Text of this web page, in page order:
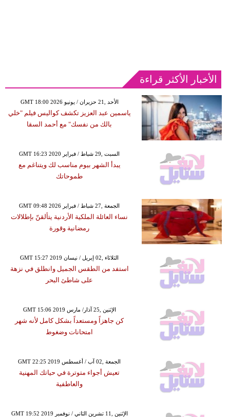
الأخبار الأكثر قراءة
GMT 18:00 2026 الأحد ,21 حزيران / يونيو
ياسمين عبد العزيز تكشف كواليس فيلم "خلي
بالك من نفسك" مع أحمد السقا
GMT 16:23 2020 السبت ,29 شباط / فبراير
يبدأ الشهر بيوم مناسب لك ويتناغم مع
طموحاتك
GMT 09:48 2026 الجمعة ,27 شباط / فبراير
نساء العائلة الملكية الأردنية يتألقنّ بإطلالات
رمضانية وقورة
GMT 15:27 2019 الثلاثاء ,02 إبريل / نيسان
استفد من الطقس الجميل وانطلق في نزهة
على شاطئ البحر
GMT 15:06 2019 الإثنين ,25 آذار/ مارس
كن جاهزاً ومستعداً بشكل كامل لأنه شهر
امتحانات وضغوط
GMT 22:25 2019 الجمعة ,02 آب / أغسطس
تعيش أجواء متوترة في حياتك المهنية
والعاطفية
GMT 19:52 2019 الإثنين ,11 تشرين الثاني / نوفمبر